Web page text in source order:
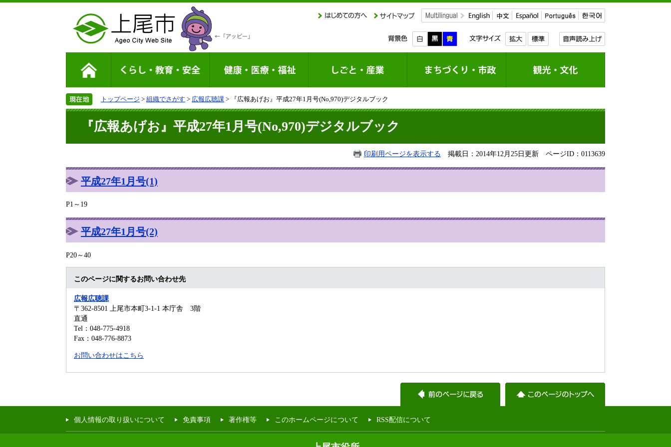
トップページ > 組織でさがす > 広報広聴課 > 『広報あげお』平成27年1月号(No,970)デジタルブック
『広報あげお』平成27年1月号(No,970)デジタルブック
印刷用ページを表示する 掲載日：2014年12月25日更新 ページID：0113639
平成27年1月号(1)
P1～19
平成27年1月号(2)
P20～40
このページに関するお問い合わせ先
広報広聴課
〒362-8501
上尾市本町3-1-1 本庁舎 3階
直通
Tel：048-775-4918
Fax：048-776-8873
お問い合わせはこちら
個人情報の取り扱いについて 免責事項 著作権等 このホームページについて RSS配信について